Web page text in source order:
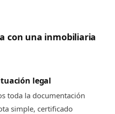
con una inmobiliaria
legal
toda la documentación
simple, certificado